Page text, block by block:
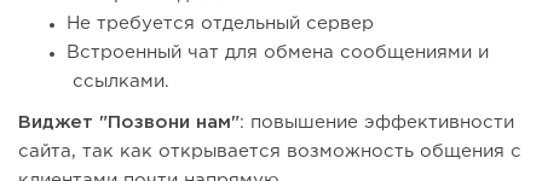
Не требуется отдельный сервер
Встроенный чат для обмена сообщениями и
ссылками.
Виджет "Позвони нам": повышение эффективности
сайта, так как открывается возможность общения с